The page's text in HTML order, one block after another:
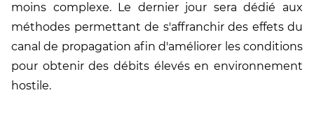
moins complexe. Le dernier jour sera dédié aux
méthodes permettant de s'affranchir des effets du
canal de propagation afin d'améliorer les conditions
pour obtenir des débits élevés en environnement
hostile.